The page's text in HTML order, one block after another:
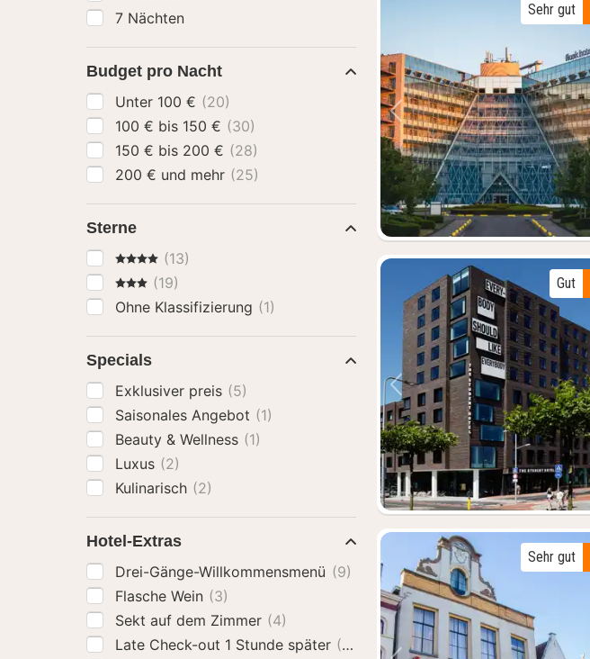
Vorheriges Bild
Sehr gut
Vorheriges Bild
Gut
Sehr gut
7 Nächten
Budget pro Nacht
Unter 100 € (20)
100 € bis 150 € (30)
150 € bis 200 € (28)
200 € und mehr (25)
Sterne
4 Sterne(13)
3 Sterne
(19)
Ohne Klassifizierung (1)
Specials
Exklusiver preis (5)
Saisonales Angebot (1)
Beauty & Wellness (1)
Luxus (2)
Kulinarisch (2)
Hotel-Extras
Drei-Gänge-Willkommensmenü (9)
Flasche Wein (3)
Sekt auf dem Zimmer (4)
Late Check-out 1 Stunde später (3)